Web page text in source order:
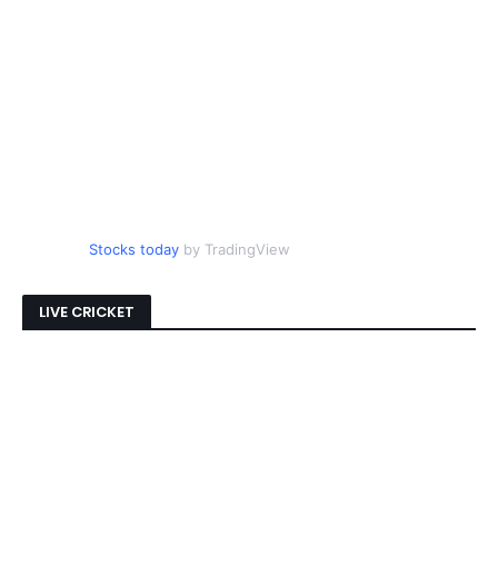
Stocks todayby TradingView
LIVE CRICKET